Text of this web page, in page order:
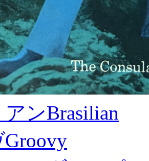
ンBrasilian
Groovy